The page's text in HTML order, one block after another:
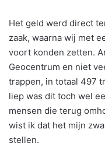
Het geld werd direct
zaak, waarna wij met
voort konden zetten.
Geocentrum en niet
trappen, in totaal 497
liep was dit toch wel
mensen die terug
wist ik dat het mijn
stellen.